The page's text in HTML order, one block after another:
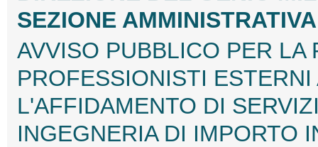
SEZIONE
AVVISO PUBBLICO PER
PROFESSIONISTI
L'AFFIDAMENTO DI
INGEGNERIA DI IMPORTO